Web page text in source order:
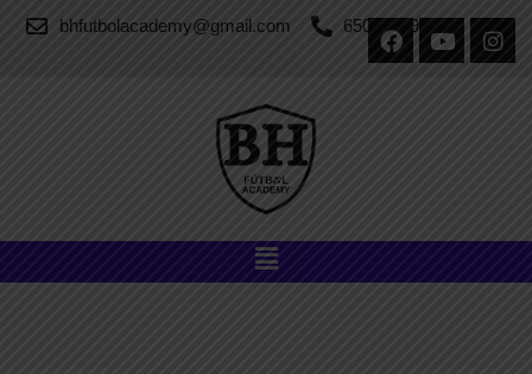
bhfutbolacademy@gmail.com 650 55 69 45